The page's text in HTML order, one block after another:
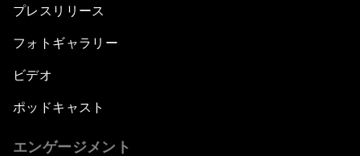
プレスリリース
フォトギャラリー
ビデオ
ポッドキャスト
エンゲージメント